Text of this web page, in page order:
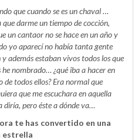
que cuando se es un chaval …
que darme un tiempo de cocción,
un cantaor no se hace en un año y
yo aparecí no había tanta gente
y además estaban vivos todos los que
he nombrado… ¿qué iba a hacer en
de todos ellos? Era normal que
que me escuchara en aquella
diría, pero éste a dónde va…
te has convertido en una
estrella